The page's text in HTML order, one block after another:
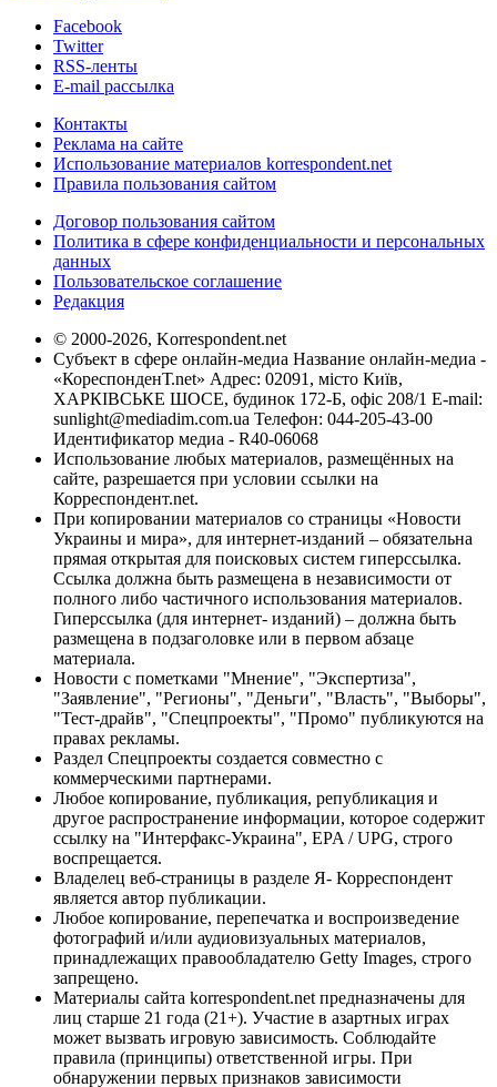
Facebook
Twitter
RSS-ленты
E-mail рассылка
Контакты
Реклама на сайте
Использование материалов korrespondent.net
Правила пользования сайтом
Договор пользования сайтом
Политика в сфере конфиденциальности и персональных
данных
Пользовательское соглашение
Редакция
© 2000-2026, Korrespondent.net
Субъект в сфере онлайн-медиа Название онлайн-медиа -
«КореспонденТ.net» Адрес: 02091, місто Київ,
ХАРКІВСЬКЕ ШОСЕ, будинок 172-Б, офіс 208/1 E-mail:
sunlight@mediadim.com.ua Телефон: 044-205-43-00
Идентификатор медиа - R40-06068
Использование любых материалов, размещённых на
сайте, разрешается при условии ссылки на
Корреспондент.net.
При копировании материалов со страницы «Новости
Украины и мира», для интернет-изданий – обязательна
прямая открытая для поисковых систем гиперссылка.
Ссылка должна быть размещена в независимости от
полного либо частичного использования материалов.
Гиперссылка (для интернет- изданий) – должна быть
размещена в подзаголовке или в первом абзаце
материала.
Новости с пометками "Мнение", "Экспертиза",
"Заявление", "Регионы", "Деньги", "Власть", "Выборы",
"Тест-драйв", "Спецпроекты", "Промо" публикуются на
правах рекламы.
Раздел Спецпроекты создается совместно с
коммерческими партнерами.
Любое копирование, публикация, републикация и
другое распространение информации, которое содержит
ссылку на "Интерфакс-Украина", EPA / UPG, строго
воспрещается.
Владелец веб-страницы в разделе Я- Корреспондент
является автор публикации.
Любое копирование, перепечатка и воспроизведение
фотографий и/или аудиовизуальных материалов,
принадлежащих правообладателю Getty Images, строго
запрещено.
Материалы сайта korrespondent.net предназначены для
лиц старше 21 года (21+). Участие в азартных играх
может вызвать игровую зависимость. Соблюдайте
правила (принципы) ответственной игры. При
обнаружении первых признаков зависимости